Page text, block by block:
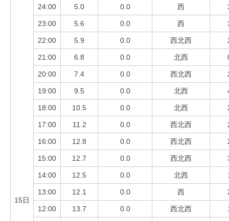
15日
24:00 5.0 0.0 西
23:00 5.6 0.0 西
22:00 5.9 0.0 西北西
21:00 6.8 0.0 北西
20:00 7.4 0.0 西北西
19:00 9.5 0.0 北西
18:00 10.5 0.0 北西
17:00 11.2 0.0 西北西
16:00 12.8 0.0 西北西
15:00 12.7 0.0 西北西
14:00 12.5 0.0 北西
13:00 12.1 0.0 西
12:00 13.7 0.0 西北西